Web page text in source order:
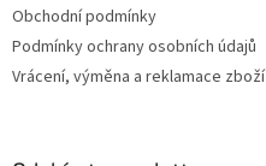
Obchodní podmínky
Podmínky ochrany osobních údajů
Vrácení, výměna a reklamace zboží